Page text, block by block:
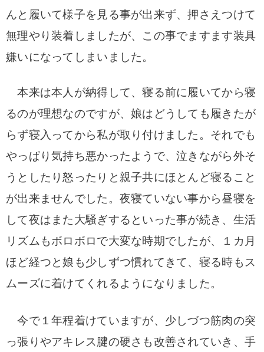
んと履いて様子を見る事が出来ず、押さえつけて
無理やり装着しましたが、この事でますます装具
嫌いになってしまいました。
本来は本人が納得して、寝る前に履いてから寝
るのが理想なのですが、娘はどうしても履きたが
らず寝入ってから私が取り付けました。 それでも
やっぱり気持ち悪かったようで、泣きながら外そ
うとしたり怒ったりと親子共にほとんど寝ること
が出来ませんでした。 夜寝ていない事から昼寝を
して夜はまた大騒ぎするといった事が続き、生活
リズムもボロボロで大変な時期でしたが、１カ月
ほど経つと娘も少しずつ慣れてきて、寝る時もス
ムーズに着けてくれるようになりました。
今で１年程着けていますが、少しづつ筋肉の突
っ張りやアキレス腱の硬さも改善されていき、手